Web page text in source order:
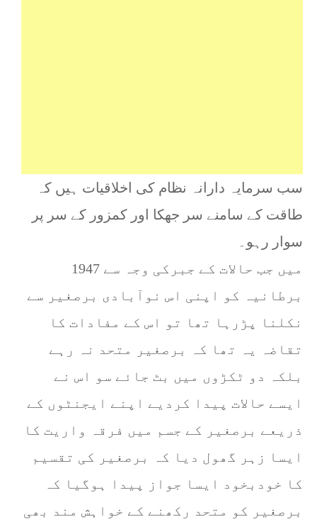
سب سرمایہ دارانہ نظام کی اخلاقیات ہیں کہ
طاقت کے سامنے سر جھکا اور کمزور کے سر پر
سوار رہو۔
1947 میں جب حالات کے جبرکی وجہ سے
برطانیہ کو اپنی اس نوآبادی برصغیر سے
نکلنا پڑرہا تھا تو اس کے مفادات کا
تقاضہ یہ تھا کہ برصغیر متحد نہ رہے
بلکہ دو ٹکڑوں میں بٹ جائے سو اس نے
ایسے حالات پیدا کردیے اپنے ایجنٹوں کے
ذریعے برصغیر کے جسم میں فرقہ واریت کا
ایسا زہر گھول دیا کہ برصغیر کی تقسیم
کا خودبخود ایسا جواز پیدا ہوگیا کہ
برصغیر کو متحد رکھنے کے خواہش مند بھی